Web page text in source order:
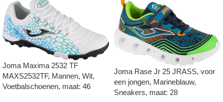
Joma Maxima 2532 TF
MAXS2532TF, Mannen, Wit,
Voetbalschoenen, maat: 46
Joma Rase Jr 25 JRASS, voor
een jongen, Marineblauw,
Sneakers, maat: 28